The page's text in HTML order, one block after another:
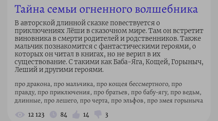
Тайна семьи огненного волшебника
В авторской длинной сказке повествуется о
приключениях Лёши в сказочном мире. Там он встретит
виновника в смерти родителей и родственников. Также
мальчик познакомится с фантастическими героями, о
которых он читал в книгах, но не верил в их
существование. С такими как Баба-Яга, Кощей, Горыныч,
Леший и другими героями.
про дракона, про мальчика, про кощея бессмертного, про
правду, про приключения, про братьев, про бабу-ягу, про ведьм,
длинные, про лешего, про черта, про эльфов, про змея горыныча
12 123 84 14 3